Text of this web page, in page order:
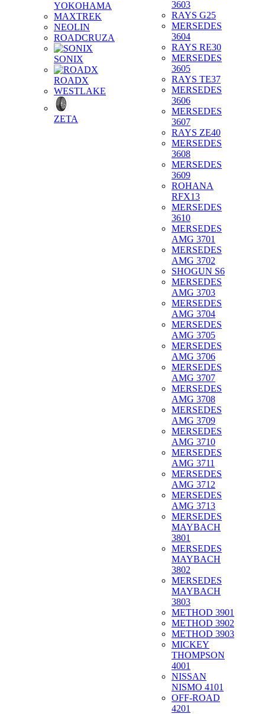
YOKOHAMA
MAXTREK
NEOLIN
ROADCRUZA
SONIX
ROADX
WESTLAKE
ZETA
3603
RAYS G25
MERSEDES
3604
RAYS RE30
MERSEDES
3605
RAYS TE37
MERSEDES
3606
MERSEDES
3607
RAYS ZE40
MERSEDES
3608
MERSEDES
3609
ROHANA
RFX13
MERSEDES
3610
MERSEDES
AMG 3701
MERSEDES
AMG 3702
SHOGUN S6
MERSEDES
AMG 3703
MERSEDES
AMG 3704
MERSEDES
AMG 3705
MERSEDES
AMG 3706
MERSEDES
AMG 3707
MERSEDES
AMG 3708
MERSEDES
AMG 3709
MERSEDES
AMG 3710
MERSEDES
AMG 3711
MERSEDES
AMG 3712
MERSEDES
AMG 3713
MERSEDES
MAYBACH
3801
MERSEDES
MAYBACH
3802
MERSEDES
MAYBACH
3803
METHOD 3901
METHOD 3902
METHOD 3903
MICKEY
THOMPSON
4001
NISSAN
NISMO 4101
OFF-ROAD
4201